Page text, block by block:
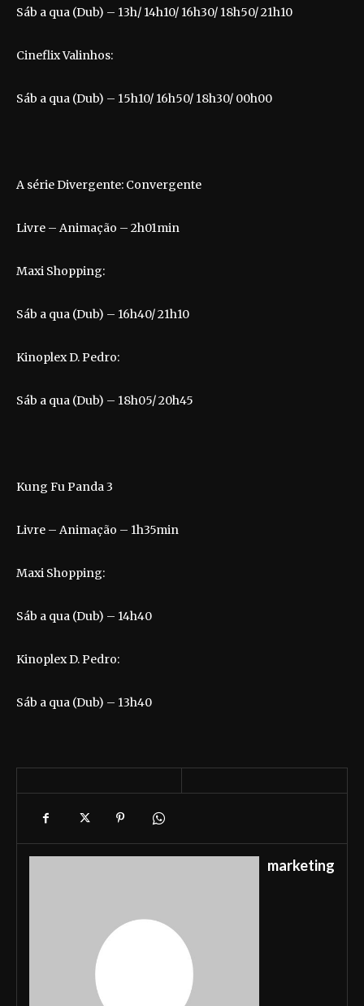
Sáb a qua (Dub) – 13h/ 14h10/ 16h30/ 18h50/ 21h10
Cineflix Valinhos:
Sáb a qua (Dub) – 15h10/ 16h50/ 18h30/ 00h00
A série Divergente: Convergente
Livre – Animação – 2h01min
Maxi Shopping:
Sáb a qua (Dub) – 16h40/ 21h10
Kinoplex D. Pedro:
Sáb a qua (Dub) – 18h05/ 20h45
Kung Fu Panda 3
Livre – Animação – 1h35min
Maxi Shopping:
Sáb a qua (Dub) – 14h40
Kinoplex D. Pedro:
Sáb a qua (Dub) – 13h40
marketing